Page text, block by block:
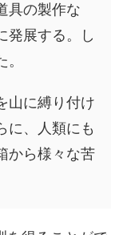
具の製作な
発展する。し
山に縛り付け
に、人類にも
から様々な苦